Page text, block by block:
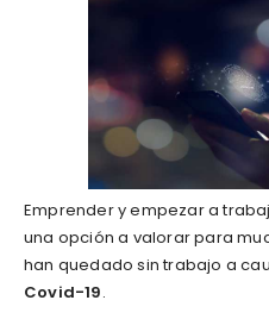
Emprender y empezar a
una opción a valorar para
han quedado sin trabajo a
Covid-19.